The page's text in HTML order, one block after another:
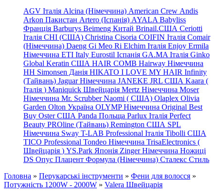
AGV Італія Alcina (Німеччина) American Crew Andis
Arkon Пакистан Artero (Іспанія) AYALA Babyliss
Франція Barburys Beimeng Китай Brinail.США Ceriotti
Італія CHI (США) Christina Cisoria COIFIN Італія Comair
(Німеччина) Daeng Gi Meo Ri Elchim Італія Enjoy Ermila
Німеччина ETI Italy Eurostil Іспанія GA.MA Італія Ginko
Global Keratin США HAIR COMB Hairway Німеччина
HH Simonsen Данія HIKATO I LOVE MY HAIR Infinity
(Тайвань) Jaguar Німеччина JANEKE JRL США Kaara (
Італія ) Maniquick Швейцарія Mertz Німеччина Moser
Німеччина Mr. Scrubber Naomi ( США) Olaplex Olivia
Garden Olton Україна OLYMP Німеччина Original Best
Buy Oster США Panda Польща Parlux Італія Perfect
Beauty PROline (Тайвань) Remington США SPL
Німеччина Sway T-LAB Professional Італія Tibolli США
TICO Professional Tondeo Німеччина TrisaElectronics (
Швейцарія ) YS.Park Японія Zinger Німеччина Ножиці
DS Опус Плацент Формула (Німеччина) Сталекс Стиль
Головна » Перукарські інструменти » Фени для волосся »
Потужність 1200W - 2000W » Valera Швейцарія